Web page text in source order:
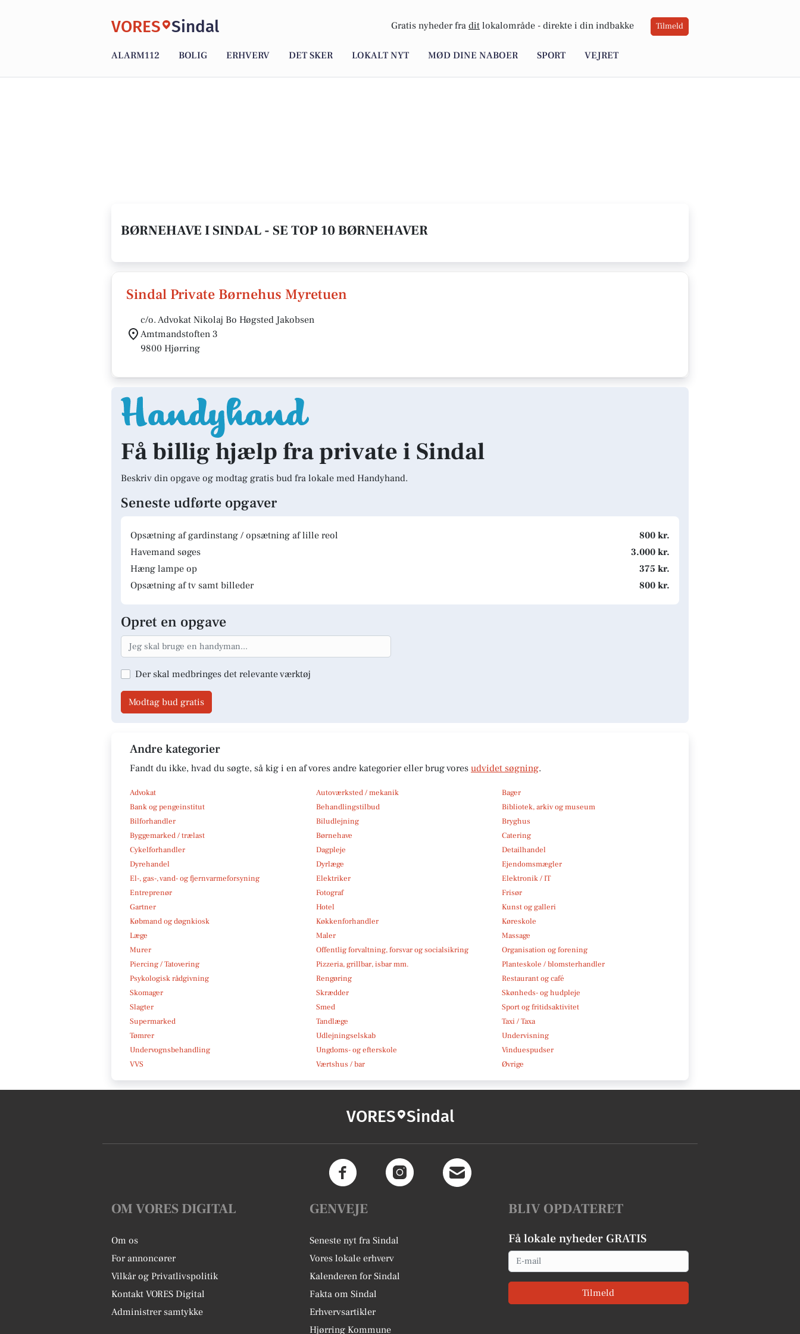
VORES Sindal Gratis nyheder fra dit lokalområde - direkte i din indbakke Tilmeld
ALARM112 BOLIG ERHVERV DET SKER LOKALT NYT MØD DINE NABOER SPORT VEJRET
BØRNEHAVE I SINDAL - SE TOP 10 BØRNEHAVER
Sindal Private Børnehus Myretuen
c/o. Advokat Nikolaj Bo Høgsted Jakobsen
Amtmandstoften 3
9800 Hjørring
Få billig hjælp fra private i Sindal
Beskriv din opgave og modtag gratis bud fra lokale med Handyhand.
Seneste udførte opgaver
Opsætning af gardinstang / opsætning af lille reol
800 kr.
Havemand søges
3.000 kr.
Hæng lampe op
375 kr.
Opsætning af tv samt billeder
800 kr.
Opret en opgave
Der skal medbringes det relevante værktøj
Modtag bud gratis
Andre kategorier
Fandt du ikke, hvad du søgte, så kig i en af vores andre kategorier eller brug vores udvidet søgning.
Advokat Autoværksted / mekanik
Bager
Bank og pengeinstitut
Behandlingstilbud
Bibliotek, arkiv og museum
Bilforhandler
Biludlejning
Bryghus
Byggemarked / trælast
Børnehave
Catering
Cykelforhandler
Dagpleje
Detailhandel
Dyrehandel
Dyrlæge
Ejendomsmægler
El-, gas-, vand- og fjernvarmeforsyning
Elektriker
Elektronik / IT
Entreprenør
Fotograf
Frisør
Gartner
Hotel
Kunst og galleri
Købmand og døgnkiosk
Køkkenforhandler
Køreskole
Læge
Maler
Massage
Murer
Offentlig forvaltning, forsvar og socialsikring
Organisation og forening
Piercing / Tatovering
Pizzeria, grillbar, isbar mm.
Planteskole / blomsterhandler
Psykologisk rådgivning
Rengøring
Restaurant og café
Skomager
Skrædder
Skønheds- og hudpleje
Slagter
Smed
Sport og fritidsaktivitet
Supermarked
Tandlæge
Taxi / Taxa
Tømrer
Udlejningselskab
Undervisning
Undervognsbehandling
Ungdoms- og efterskole
Vinduespudser
VVS
Værtshus / bar Øvrige
VORES Sindal
OM VORES DIGITAL
Om os
For annoncører
Vilkår og Privatlivspolitik
Kontakt VORES Digital
Administrer samtykke
GENVEJE
Seneste nyt fra Sindal
Vores lokale erhverv
Kalenderen for Sindal
Fakta om Sindal
Erhvervsartikler
Hjørring Kommune
BLIV OPDATERET
Få lokale nyheder GRATIS
Email
Tilmeld